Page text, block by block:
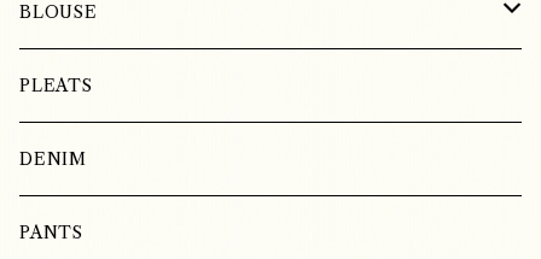
BLOUSE
LINEN
COTTON
SILK
PLEATS
DENIM
PANTS